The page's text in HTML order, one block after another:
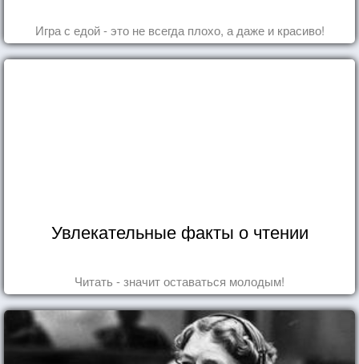
Игра с едой - это не всегда плохо, а даже и красиво!
Увлекательные факты о чтении
Читать - значит оставаться молодым!